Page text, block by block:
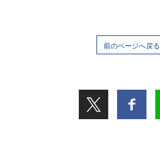
前のページへ戻る